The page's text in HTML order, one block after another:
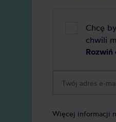
Chcę
chwili
Rozwiń
Więcej informacji